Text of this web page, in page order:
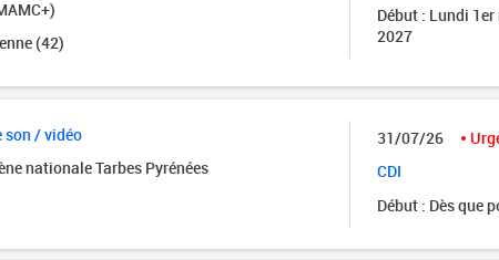
(42)
Début : Lundi
2027
son / vidéo
nationale Tarbes Pyrénées
31/07/26
CDI
Début : Dès que